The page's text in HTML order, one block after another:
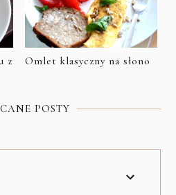
z
Omlet klasyczny na słono
POSTY